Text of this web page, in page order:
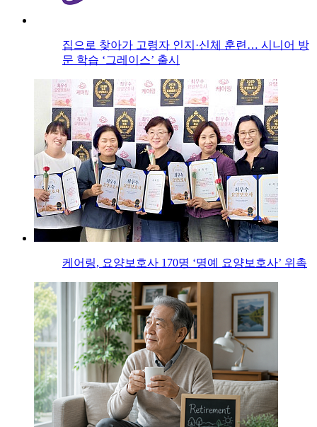
집으로 찾아가 고령자 인지·신체 훈련… 시니어 방
문 학습 ‘그레이스’ 출시
케어링, 요양보호사 170명 ‘명예 요양보호사’ 위촉